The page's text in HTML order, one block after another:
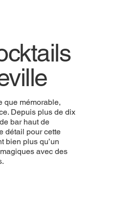
que mémorable,
Depuis plus de dix
bar haut de
détail pour cette
bien plus qu’un
avec des